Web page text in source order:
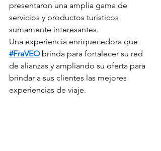
presentaron una amplia gama de
servicios y productos turísticos
sumamente interesantes.
Una experiencia enriquecedora que
#FraVEO brinda para fortalecer su red
de alianzas y ampliando su oferta para
brindar a sus clientes las mejores
experiencias de viaje.